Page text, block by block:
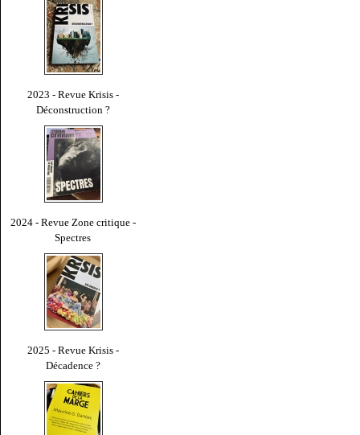
2023 - Revue Krisis -
Déconstruction ?
2024 - Revue Zone critique -
Spectres
2025 - Revue Krisis -
Décadence ?